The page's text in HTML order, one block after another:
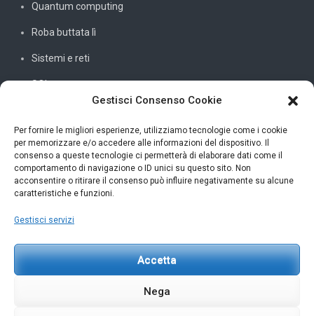
Gestisci Consenso Cookie
Per fornire le migliori esperienze, utilizziamo tecnologie come i cookie
per memorizzare e/o accedere alle informazioni del dispositivo. Il
consenso a queste tecnologie ci permetterà di elaborare dati come il
comportamento di navigazione o ID unici su questo sito. Non
acconsentire o ritirare il consenso può influire negativamente su alcune
caratteristiche e funzioni.
Gestisci servizi
Accetta
Nega
Quantum computing
Roba buttata lì
Sistemi e reti
SQL
C#
INFORMAZIONI UTILI
scrivi@petarkaran.it